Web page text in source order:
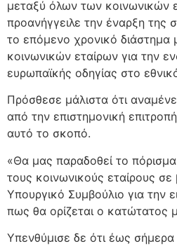
μεταξύ όλων των κοινωνικών
προανήγγειλε την έναρξη της
το επόμενο χρονικό
κοινωνικών εταίρων για την
ευρωπαϊκής οδηγίας στο
Πρόσθεσε μάλιστα ότι
από την επιστημονική
αυτό το σκοπό.
«Θα μας παραδοθεί το
τους κοινωνικούς εταίρους
Υπουργικό Συμβούλιο για την
πως θα ορίζεται ο κατώτατος
Υπενθύμισε δε ότι έως σήμερα